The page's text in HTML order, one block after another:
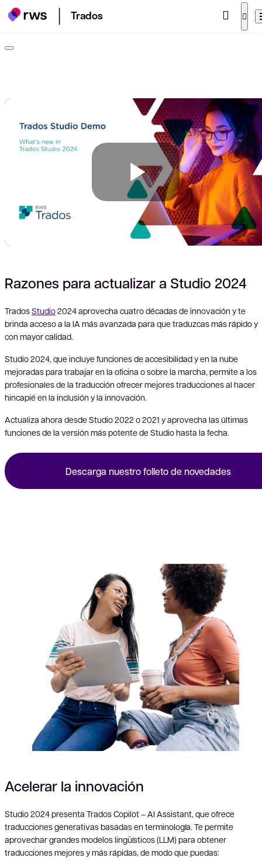
Trados
Razones para actualizar a Studio 2024
TradosStudio2024 aprovecha cuatro décadas de innovación y te
brinda acceso a la IA más avanzada para que traduzcas más rápido y
con mayor calidad.
Studio 2024, que incluye funciones de accesibilidad y en la nube
mejoradas para trabajar en la oficina o sobre la marcha, permite a los
profesionales de la traducción ofrecer mejores traducciones al hacer
hincapié en la inclusión y la innovación.
Actualiza ahora desde Studio 2022 o 2021 y aprovecha las últimas
funciones de la versión más potente de Studio hasta la fecha.
Descarga nuestro folleto de novedades
Play
Acelerar la innovación
Studio 2024 presenta Trados Copilot – AI Assistant, que ofrece
traducciones generativas basadas en terminología. Te permite
aprovechar grandes modelos lingüísticos (LLM) para obtener
traducciones mejores y más rápidas, de modo que puedas: